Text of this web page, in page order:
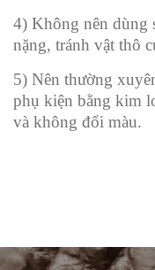
4) Không nên dùng
nặng, tránh vật thô
5) Nên thường
phụ kiện bằng kim
và không đổi màu.